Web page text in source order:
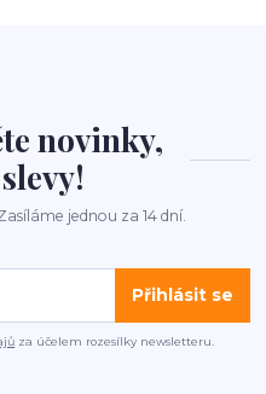
novinky,
jednou za 14 dní.
Přihlásit se
za účelem rozesílky newsletteru.